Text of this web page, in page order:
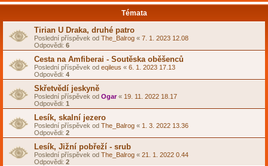
Témata
Tirian U Draka, druhé patro
Poslední příspěvek od The_Balrog « 7. 1. 2023 12.08
Odpovědi: 6
Cesta na Amfiberai - Soutěska oběšenců
Poslední příspěvek od eqileus « 6. 1. 2023 17.13
Odpovědi: 4
Skřetvědí jeskyně
Poslední příspěvek od Ogar« 19. 11. 2022 18.17
Odpovědi: 1
Lesík, skalní jezero
Poslední příspěvek od The_Balrog « 1. 3. 2022 13.36
Odpovědi: 2
Lesík, Jižní pobřeží - srub
Poslední příspěvek od The_Balrog « 21. 1. 2022 0.44
Odpovědi: 2